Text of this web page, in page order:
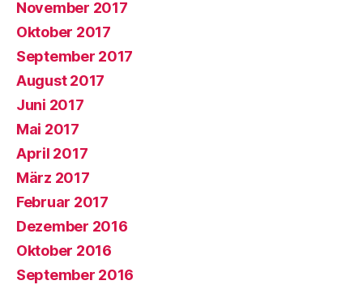
November 2017
Oktober 2017
September 2017
August 2017
Juni 2017
Mai 2017
April 2017
März 2017
Februar 2017
Dezember 2016
Oktober 2016
September 2016